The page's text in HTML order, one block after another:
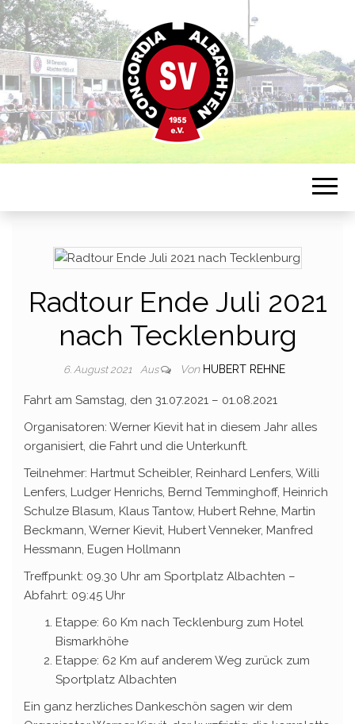
CONCORDIA
ALBACHTEN
Sportverein in Münster-Albachten
Radtour Ende Juli 2021
nach Tecklenburg
6. August 2021 Aus Von HUBERT REHNE
Fahrt am Samstag, den 31.07.2021 – 01.08.2021
Organisatoren: Werner Kievit hat in diesem Jahr alles
organisiert, die Fahrt und die Unterkunft.
Teilnehmer: Hartmut Scheibler, Reinhard Lenfers, Willi
Lenfers, Ludger Henrichs, Bernd Temminghoff, Heinrich
Schulze Blasum, Klaus Tantow, Hubert Rehne, Martin
Beckmann, Werner Kievit, Hubert Venneker, Manfred
Hessmann, Eugen Hollmann
Treffpunkt: 09.30 Uhr am Sportplatz Albachten –
Abfahrt: 09:45 Uhr
Etappe: 60 Km nach Tecklenburg zum Hotel
Bismarkhöhe
Etappe: 62 Km auf anderem Weg zurück zum
Sportplatz Albachten
Ein ganz herzliches Dankeschön sagen wir dem